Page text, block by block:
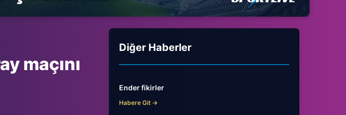
maçını
Diğer Haberler
Ender fikirler
Habere Git →